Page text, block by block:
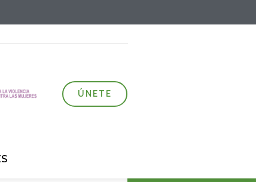
ÚNETE